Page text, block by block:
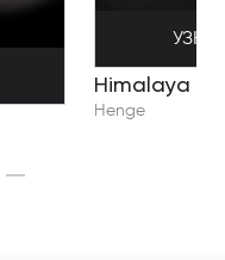
Himalaya
Henge